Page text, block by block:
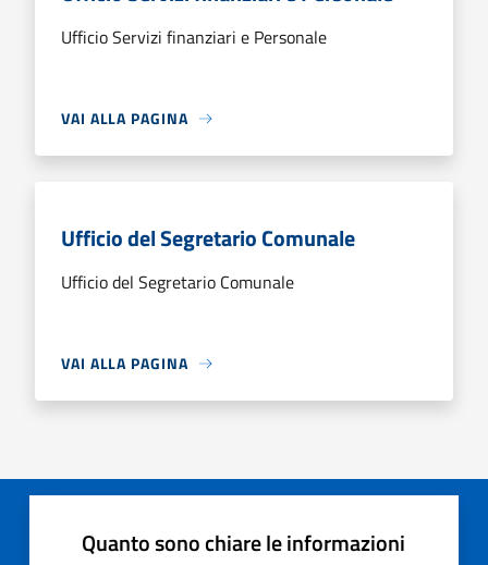
Ufficio Servizi finanziari e Personale
VAI ALLA PAGINA
Ufficio del Segretario Comunale
Ufficio del Segretario Comunale
VAI ALLA PAGINA
Quanto sono chiare le informazioni